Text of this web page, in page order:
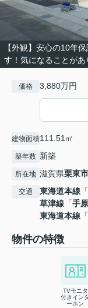
【外観】安心の10年
す！気になることがあ
価格 3,880万円
建物面積111.51㎡
築年数 新築
所在地 滋賀県栗東市
交通 東海道本線 「
草津線 「手原
東海道本線 「
物件の特徴
TVモニタ
付きイン
ーホン